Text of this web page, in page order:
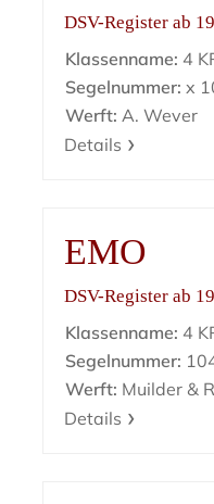
DSV-Register ab
Klassenname: 4
Segelnummer: x
Werft: A. Wever
Details
EMO
DSV-Register ab
Klassenname: 4
Segelnummer:
Werft: Muilder &
Details